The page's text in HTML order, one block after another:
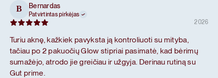
B Bernardas
Patvirtintas pirkėjas
2026
Turiu aknę, kažkiek pavyksta ją kontroliuoti su mityba,
tačiau po 2 pakuočių Glow stipriai pasimatė, kad bėrimų
sumažėjo, atrodo jie greičiau ir užgyja. Derinau rutiną su
Gut prime.